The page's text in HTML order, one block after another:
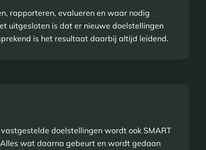
rapporteren, evalueren en waar nodig
uitgesloten is dat er nieuwe doelstellingen
is het resultaat daarbij altijd leidend.
doelstellingen wordt ook SMART
wat daarna gebeurt en wordt gedaan